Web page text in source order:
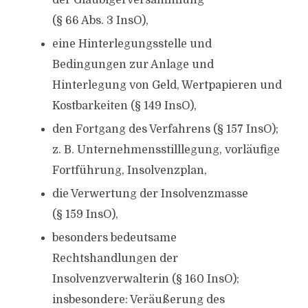
(§ 66 Abs. 3 InsO),
eine Hinterlegungsstelle und
Bedingungen zur Anlage und
Hinterlegung von Geld, Wertpapieren und
Kostbarkeiten (§ 149 InsO),
den Fortgang des Verfahrens (§ 157 InsO);
z. B. Unternehmensstilllegung, vorläufige
Fortführung, Insolvenzplan,
die Verwertung der Insolvenzmasse
(§ 159 InsO),
besonders bedeutsame
Rechtshandlungen der
Insolvenzverwalterin (§ 160 InsO);
insbesondere: Veräußerung des